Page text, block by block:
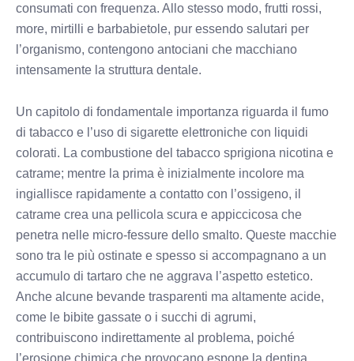
consumati con frequenza. Allo stesso modo, frutti rossi,
more, mirtilli e barbabietole, pur essendo salutari per
l’organismo, contengono antociani che macchiano
intensamente la struttura dentale.
Un capitolo di fondamentale importanza riguarda il fumo
di tabacco e l’uso di sigarette elettroniche con liquidi
colorati. La combustione del tabacco sprigiona nicotina e
catrame; mentre la prima è inizialmente incolore ma
ingiallisce rapidamente a contatto con l’ossigeno, il
catrame crea una pellicola scura e appiccicosa che
penetra nelle micro-fessure dello smalto. Queste macchie
sono tra le più ostinate e spesso si accompagnano a un
accumulo di tartaro che ne aggrava l’aspetto estetico.
Anche alcune bevande trasparenti ma altamente acide,
come le bibite gassate o i succhi di agrumi,
contribuiscono indirettamente al problema, poiché
l’erosione chimica che provocano espone la dentina